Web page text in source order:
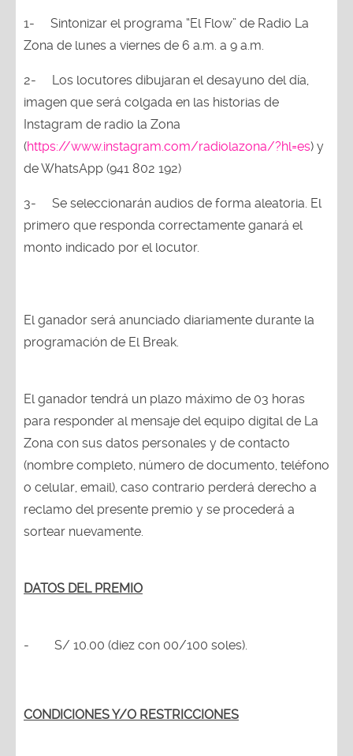
1- Sintonizar el programa “El Flow” de Radio La
Zona de lunes a viernes de 6 a.m. a 9 a.m.
2- Los locutores dibujaran el desayuno del día,
imagen que será colgada en las historias de
Instagram de radio la Zona
(https://www.instagram.com/radiolazona/?hl=es) y
de WhatsApp (941 802 192)
3- Se seleccionarán audios de forma aleatoria. El
primero que responda correctamente ganará el
monto indicado por el locutor.
El ganador será anunciado diariamente durante la
programación de El Break.
El ganador tendrá un plazo máximo de 03 horas
para responder al mensaje del equipo digital de La
Zona con sus datos personales y de contacto
(nombre completo, número de documento, teléfono
o celular, email), caso contrario perderá derecho a
reclamo del presente premio y se procederá a
sortear nuevamente.
DATOS DEL PREMIO
- S/ 10.00 (diez con 00/100 soles).
CONDICIONES Y/O RESTRICCIONES